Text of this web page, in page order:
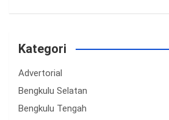
Kategori
Advertorial
Bengkulu Selatan
Bengkulu Tengah